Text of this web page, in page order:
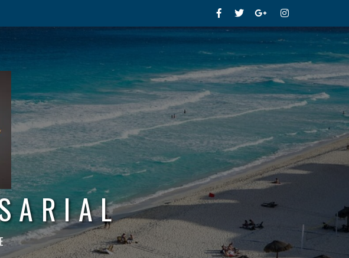
FacebookTwitterGoogle+Instagram